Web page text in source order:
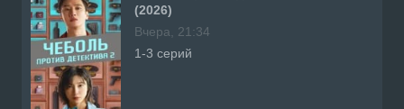
(2026)
Вчера, 21:34
1-3 серий